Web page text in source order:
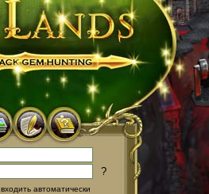
?
входить автоматически